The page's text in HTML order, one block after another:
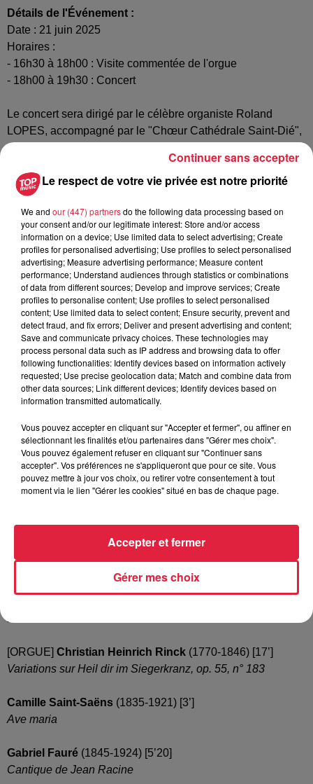
Détails de l'Événement :
Date : 21 juin 2025
Horaires :
- 16h30 à 18h00 : Visite commentée de l'orgue
- 18h00 à 19h30 : Concert
Le concert sera dirigé par le célèbre organiste Roland
LOPES, accompagné par le "Chœur Cathédrale Saint-Dié",
sous la direction de Jürgen MAURI.
Le programme mettra à l’honneur des œuvres romantiques
de la fin du 19ème et du début du 20ème siècle, notamment
des extraits de Gabriel FAURÉ, tels que le "Cantique de
Jean Racine", ainsi que d'autres thèmes surprises qui
raviront les auditeurs.
Au cours du concert, une quête sera organisée en faveur de
la rénovation du sas d'entrée de l'Église. Chaque
contribution vous permettra de participer à la sauvegarde de
notre patrimoine.
Lors de la visite de l’orgue, une collecte sera également
effectuée pour la restauration de cet instrument majestueux.
Chaque donateur se verra remettre un petit tuyau d'orgue en
remerciement de sa générosité.
Ne manquez pas cette occasion unique de découvrir et
d'apprécier à la fois l'orgue STIEHR et la musique qui
célébrer cette magnifique fusion d'histoire et d'art musical !
Programme (suceptible d'être modifié) :
Herr Christ, der einig Gottes Sohn, BWV Anh. 55
Locus iste
[ORGUE] Christian Heinrich Rinck (1770-1846) [17’]
Variations sur Heil dir im Siegerkranz, op. 55, n° 183
Camille Saint-Saëns (1835-1921) [3’]
Ave maria
Gabriel Fauré (1845-1924) [5’20]
Cantique de Jean Racine
Le respect de votre vie privée est notre priorité
We and our (447) partnersdo the following data processing based on
your consent and/or our legitimate interest: Store and/or access
information on a device; Use limited data to select advertising; Create
profiles for personalised advertising; Use profiles to select personalised
advertising; Measure advertising performance; Measure content
performance; Understand audiences through statistics or combinations
of data from different sources; Develop and improve services; Create
profiles to personalise content; Use profiles to select personalised
content; Use limited data to select content; Ensure security, prevent and
detect fraud, and fix errors; Deliver and present advertising and content;
Save and communicate privacy choices. These technologies may
process personal data such as IP address and browsing data to offer
following functionalities: Identify devices based on information actively
requested; Use precise geolocation data; Match and combine data from
other data sources; Link different devices; Identify devices based on
information transmitted automatically.
Vous pouvez accepter en cliquant sur "Accepter et fermer", ou affiner en
sélectionnant les finalités et/ou partenaires dans "Gérer mes choix".
Vous pouvez également refuser en cliquant sur "Continuer sans
accepter". Vos préférences ne s'appliqueront que pour ce site. Vous
pouvez mettre à jour vos choix, ou retirer votre consentement à tout
moment via le lien "Gérer les cookies" situé en bas de chaque page.
Gérer mes choix
Accepter et fermer
Continuer sans accepter